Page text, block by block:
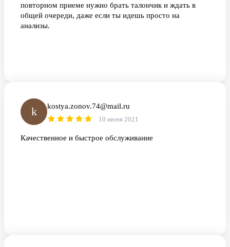
повторном приеме нужно брать талончик и ждать в
общей очереди, даже если ты идешь просто на
анализы.
k kostya.zonov.74@mail.ru
10 июня 2021
Качественное и быстрое обслуживание